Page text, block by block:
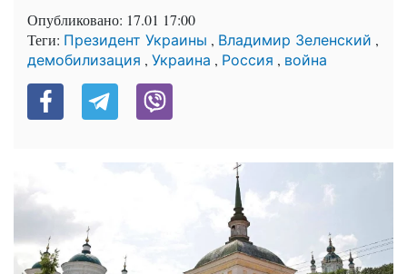
Опубликовано: 17.01 17:00
Теги: Президент Украины , Владимир Зеленский ,
демобилизация , Украина , Россия , война